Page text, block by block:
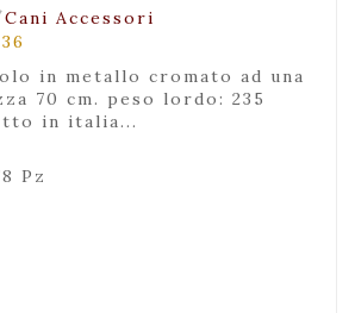
Cani Accessori
70 cm. peso lordo: 235
in italia...
Pz